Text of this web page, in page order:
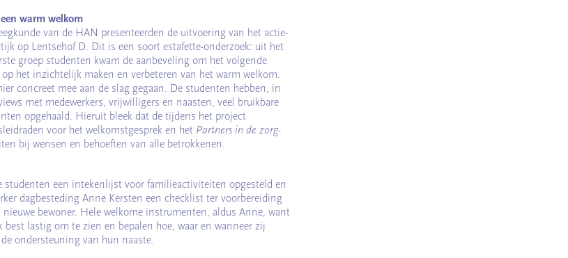
warm welkom
van de HAN presenteerden de uitvoering van het actie-
op Lentsehof D. Dit is een soort estafette-onderzoek: uit het
groep studenten kwam de aanbeveling om het volgende
het inzichtelijk maken en verbeteren van het warm welkom.
concreet mee aan de slag gegaan. De studenten hebben, in
met medewerkers, vrijwilligers en naasten, veel bruikbare
opgehaald. Hieruit bleek dat de tijdens het project
voor het welkomstgesprek en het Partners in de zorg-
bij wensen en behoeften van alle betrokkenen.
studenten een intekenlijst voor familieactiviteiten opgesteld en
dagbesteding Anne Kersten een checklist ter voorbereiding
nieuwe bewoner. Hele welkome instrumenten, aldus Anne, want
best lastig om te zien en bepalen hoe, waar en wanneer zij
ondersteuning van hun naaste.